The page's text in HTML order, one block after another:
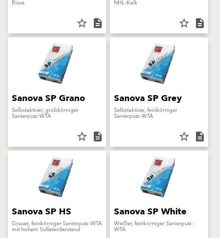
Risse
star_border description
NHL-Kalk
star_border description
Sanova SP Grano
Selbstaktiver, grobkörniger
Sanierputz-WTA
star_border description
Sanova SP Grey
Selbstaktiver, feinkörniger
Sanierputz-WTA
star_border description
Sanova SP HS
Grauer, feinkörniger Sanierputz-WTA
mit hohem Sulfatwiderstand
Sanova SP White
Weißer, feinkörniger Sanierputz-
WTA